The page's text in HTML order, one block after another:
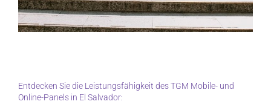
Entdecken Sie die Leistungsfähigkeit des TGM Mobile- und
Online-Panels in El Salvador: